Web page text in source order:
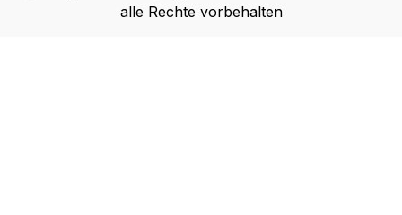
alle Rechte vorbehalten